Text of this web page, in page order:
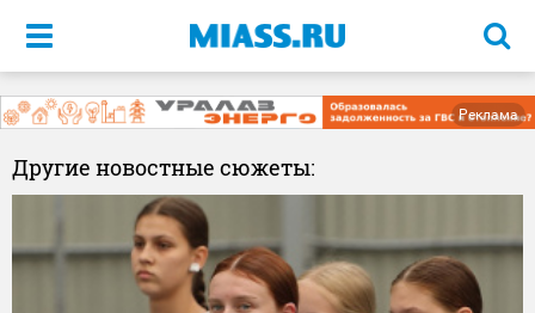
Меню
Реклама
Другие новостные сюжеты: